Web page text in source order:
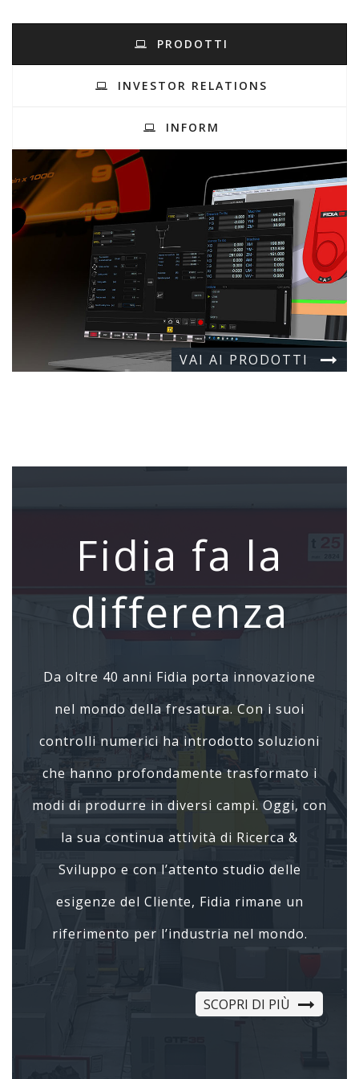
PRODOTTI
INVESTOR RELATIONS
INFORM
VAI AI PRODOTTI
Fidia fa la
differenza
Da oltre 40 anni Fidia porta innovazione
nel mondo della fresatura. Con i suoi
controlli numerici ha introdotto soluzioni
che hanno profondamente trasformato i
modi di produrre in diversi campi. Oggi, con
la sua continua attività di Ricerca &
Sviluppo e con l’attento studio delle
esigenze del Cliente, Fidia rimane un
riferimento per l’industria nel mondo.
SCOPRI DI PIÙ